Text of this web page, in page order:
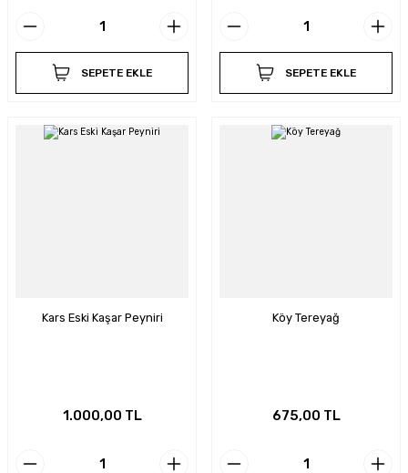
SEPETE EKLE SEPETE EKLE
Kars Eski Kaşar Peyniri
1.000,00 TL
Köy Tereyağ
675,00 TL